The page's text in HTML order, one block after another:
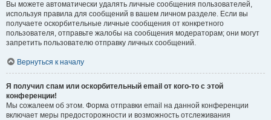
Вы можете автоматически удалять личные сообщения пользователей,
используя правила для сообщений в вашем личном разделе. Если вы
получаете оскорбительные личные сообщения от конкретного
пользователя, отправьте жалобы на сообщения модераторам; они могут
запретить пользователю отправку личных сообщений.
Вернуться к началу
Я получил спам или оскорбительный email от кого-то с этой
конференции!
Мы сожалеем об этом. Форма отправки email на данной конференции
включает меры предосторожности и возможность отслеживания